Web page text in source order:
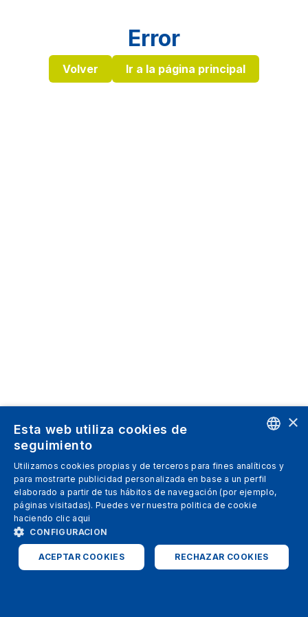
Error
Volver Ir a la página principal
SPANISH
ITALIAN
ENGLISH
×
Esta web utiliza cookies de
seguimiento
Utilizamos cookies propias y de terceros para fines analíticos y
para mostrarte publicidad personalizada en base a un perfil
elaborado a partir de tus hábitos de navegación (por ejemplo,
páginas visitadas). Puedes ver nuestra politica de cookie
haciendo clic aqui
CONFIGURACION
ACEPTAR COOKIES RECHAZAR COOKIES